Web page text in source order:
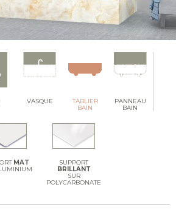
VASQUE
TABLIER
BAIN
PANNEAU
BAIN
MAT
SUPPORT
BRILLANT
SUR
POLYCARBONATE